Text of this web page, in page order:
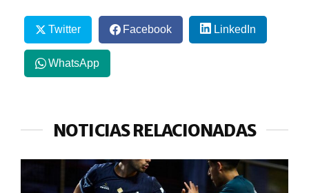
Twitter Facebook LinkedIn
WhatsApp
NOTICIAS RELACIONADAS